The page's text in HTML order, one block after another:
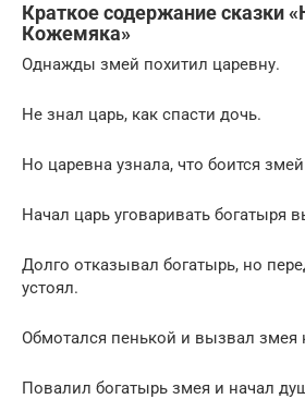
Краткое содержание сказки
Кожемяка»
Однажды змей похитил царевну.
Не знал царь, как спасти дочь.
Но царевна узнала, что боится
Начал царь уговаривать богатыря
Долго отказывал богатырь, но
устоял.
Обмотался пенькой и вызвал змея
Повалил богатырь змея и начал